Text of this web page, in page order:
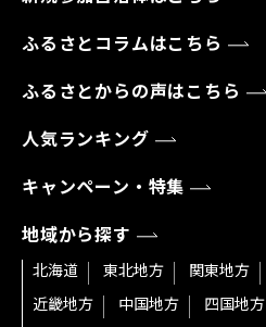
ふるさとコラムはこちら
ふるさとからの声はこちら
人気ランキング
キャンペーン・特集
地域から探す
北海道 東北地方 関東地方
近畿地方
中国地方
四国地方